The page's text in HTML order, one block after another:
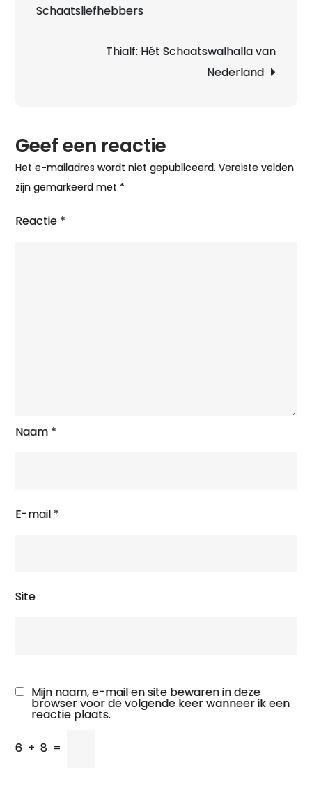
Den
Haag
Schaatsliefhebbers
Thialf: Hét Schaatswalhalla van
Nederland
Geef een reactie
Het e-mailadres wordt niet gepubliceerd. Vereiste velden
zijn gemarkeerd met *
Reactie *
Naam *
E-mail *
Site
Mijn naam, e-mail en site bewaren in deze
browser voor de volgende keer wanneer ik een
reactie plaats.
6 + 8 =